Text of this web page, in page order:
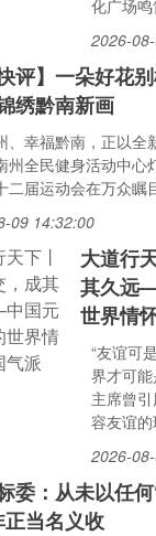
化广场
2026-
评】一朵好花
绣黔南新画
、幸福黔南，正以全
州全民健身活动中心
二届运动会在万众瞩
09 14:32:00
大道行
其久远
世界情
“友谊可
界才可
主席曾
容友谊
2026-
委：从未以任
当名义收